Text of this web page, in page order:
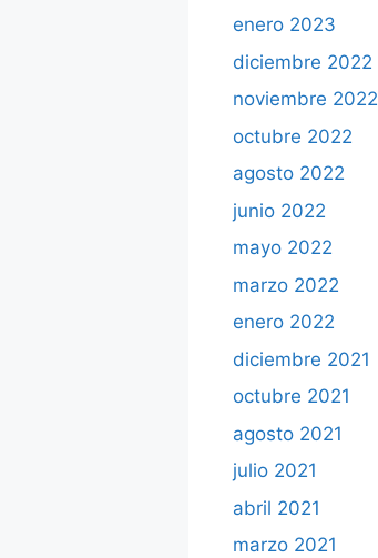
enero 2023
diciembre 2022
noviembre 2022
octubre 2022
agosto 2022
junio 2022
mayo 2022
marzo 2022
enero 2022
diciembre 2021
octubre 2021
agosto 2021
julio 2021
abril 2021
marzo 2021